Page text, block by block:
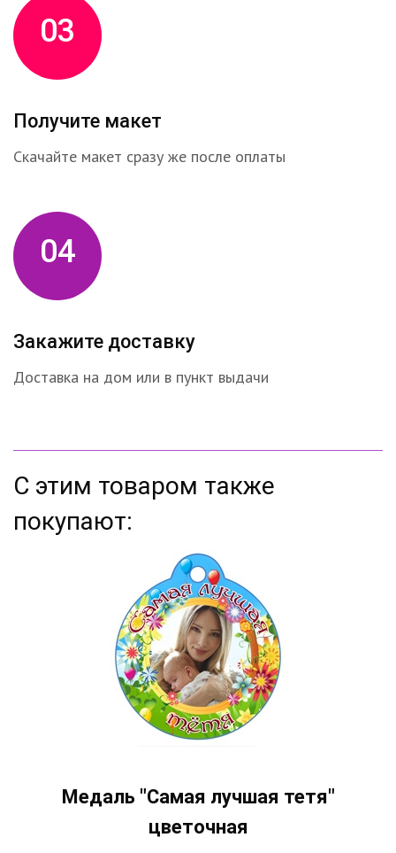
03
Получите макет
Скачайте макет сразу же после оплаты
04
Закажите доставку
Доставка на дом или в пункт выдачи
С этим товаром также
покупают:
Медаль "Самая лучшая тетя"
цветочная